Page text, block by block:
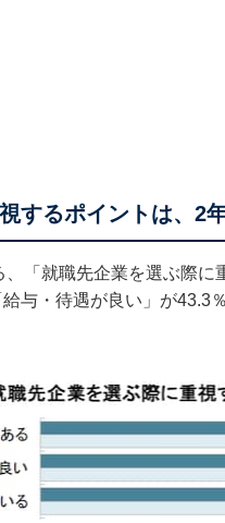
するポイントは、2
「就職先企業を選ぶ際
与・待遇が良い」が43.3